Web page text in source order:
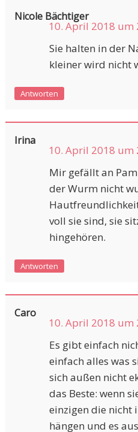
Nicole Bächtiger
10. April 2018 um
Sie halten in der
kleiner wird nicht
Antworten
Irina
10. April 2018 um
Mir gefällt an
der Wurm nicht
voll sie sind, sie
hingehören.
Antworten
Caro
10. April 2018 um
Es gibt einfach
einfach alles was
sich außen nicht
das Beste: wenn
einzigen die nicht
hängen und es